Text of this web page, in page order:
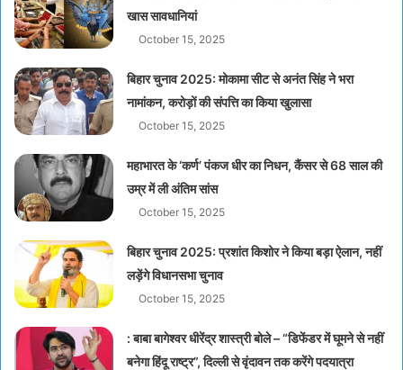
खास सावधानियां
October 15, 2025
बिहार चुनाव 2025: मोकामा सीट से अनंत सिंह ने भरा
नामांकन, करोड़ों की संपत्ति का किया खुलासा
October 15, 2025
महाभारत के ‘कर्ण’ पंकज धीर का निधन, कैंसर से 68 साल की
उम्र में ली अंतिम सांस
October 15, 2025
बिहार चुनाव 2025: प्रशांत किशोर ने किया बड़ा ऐलान, नहीं
लड़ेंगे विधानसभा चुनाव
October 15, 2025
: बाबा बागेश्वर धीरेंद्र शास्त्री बोले – “डिफेंडर में घूमने से नहीं
बनेगा हिंदू राष्ट्र”, दिल्ली से वृंदावन तक करेंगे पदयात्रा